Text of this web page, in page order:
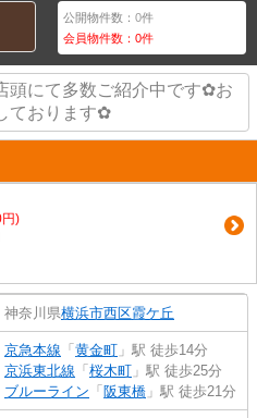
公開物件数：0件
会員物件数：0件
頭にて多数ご紹介中です✿お
ております✿
)
神奈川県横浜市西区霞ケ丘
京急本線 「 黄金町 」駅 徒歩14分
京浜東北線 「 桜木町 」駅 徒歩25分
ブルーライン 「 阪東橋 」駅 徒歩21分